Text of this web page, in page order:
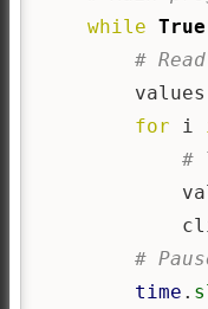
while True
#
        values
for i
#
#
time .